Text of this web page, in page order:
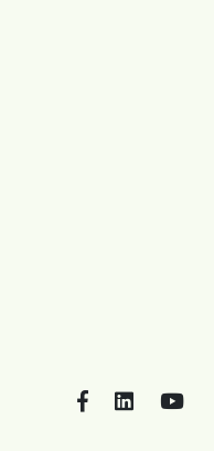
FacebookLinkedIn